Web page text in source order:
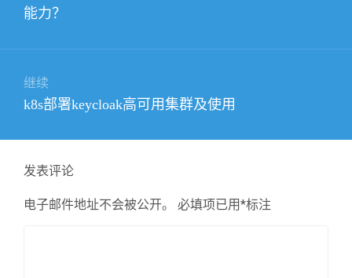
篇
能力？
继续
下
文
章：
k8s部署keycloak高可用集群及使用
发表评论
电子邮件地址不会被公开。 必填项已用*标注